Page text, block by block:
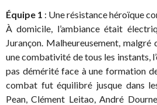
Équipe 1 : Une résistance héroïque
À domicile, l’ambiance était
Jurançon. Malheureusement, malgré
une combativité de tous les instants,
pas démérité face à une formation
combat fut équilibré jusque dans
Pean, Clément Leitao, André